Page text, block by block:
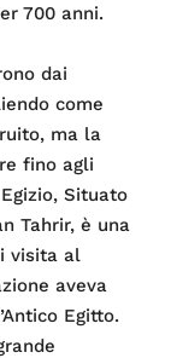
700 anni.
dai
come
ma la
fino agli
Situato
Tahrir, è una
visita al
aveva
Egitto.